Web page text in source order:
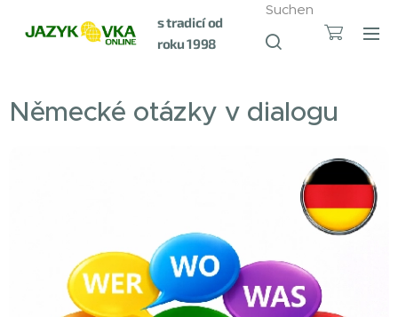
s tradicí od
roku 1998
Suchen
Německé otázky v dialogu